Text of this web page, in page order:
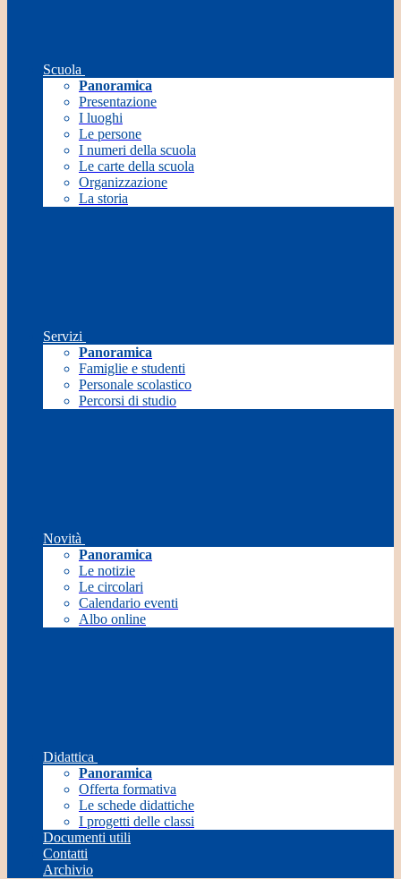
Scuola
Panoramica
Presentazione
I luoghi
Le persone
I numeri della scuola
Le carte della scuola
Organizzazione
La storia
Servizi
Panoramica
Famiglie e studenti
Personale scolastico
Percorsi di studio
Novità
Panoramica
Le notizie
Le circolari
Calendario eventi
Albo online
Didattica
Panoramica
Offerta formativa
Le schede didattiche
I progetti delle classi
Documenti utili
Contatti
Archivio